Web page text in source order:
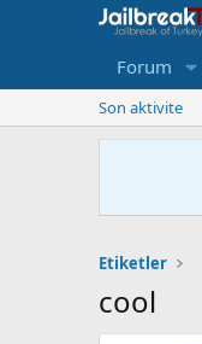
Forum
Son aktivite
Etiketler
cool